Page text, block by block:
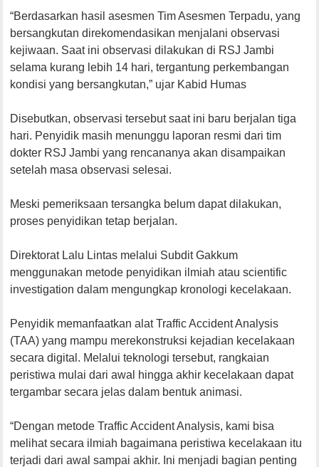
“Berdasarkan hasil asesmen Tim Asesmen Terpadu, yang
bersangkutan direkomendasikan menjalani observasi
kejiwaan. Saat ini observasi dilakukan di RSJ Jambi
selama kurang lebih 14 hari, tergantung perkembangan
kondisi yang bersangkutan,” ujar Kabid Humas
Disebutkan, observasi tersebut saat ini baru berjalan tiga
hari. Penyidik masih menunggu laporan resmi dari tim
dokter RSJ Jambi yang rencananya akan disampaikan
setelah masa observasi selesai.
Meski pemeriksaan tersangka belum dapat dilakukan,
proses penyidikan tetap berjalan.
Direktorat Lalu Lintas melalui Subdit Gakkum
menggunakan metode penyidikan ilmiah atau scientific
investigation dalam mengungkap kronologi kecelakaan.
Penyidik memanfaatkan alat Traffic Accident Analysis
(TAA) yang mampu merekonstruksi kejadian kecelakaan
secara digital. Melalui teknologi tersebut, rangkaian
peristiwa mulai dari awal hingga akhir kecelakaan dapat
tergambar secara jelas dalam bentuk animasi.
“Dengan metode Traffic Accident Analysis, kami bisa
melihat secara ilmiah bagaimana peristiwa kecelakaan itu
terjadi dari awal sampai akhir. Ini menjadi bagian penting